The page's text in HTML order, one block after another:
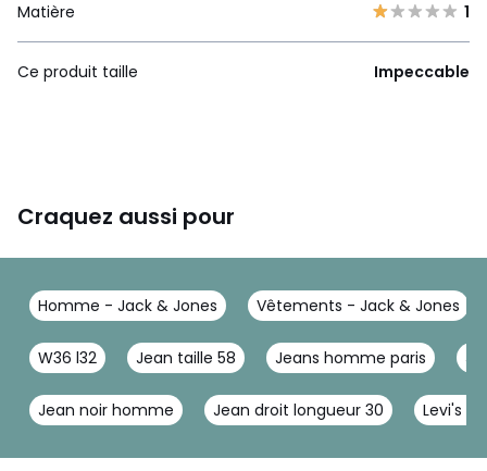
Matière 1
Ce produit taille Impeccable
Craquez aussi pour
Homme - Jack & Jones Vêtements - Jack & Jones
W36 l32 Jean taille 58 Jeans homme paris
Jean noir homme Jean droit longueur 30 Levi's